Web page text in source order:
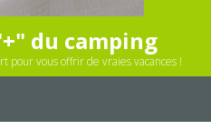
du camping
pour vous offrir de vraies vacances !